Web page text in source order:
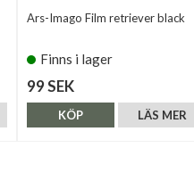
Ars-Imago Film retriever black
Finns i lager
99 SEK
LÄS MER
KÖP